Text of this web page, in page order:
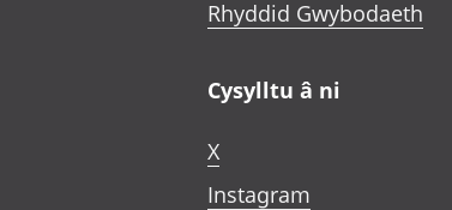
Rhyddid Gwybodaeth
Cysylltu â ni
X
Instagram